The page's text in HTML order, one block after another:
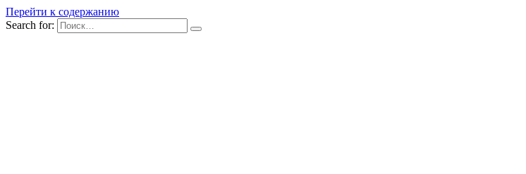
Перейти к содержанию
Search for: